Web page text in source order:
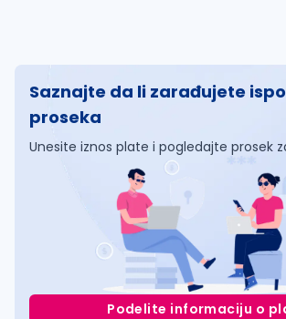
Saznajte da li zarađujete
proseka
Unesite iznos plate i pogledajte prosek
Podelite informaciju o